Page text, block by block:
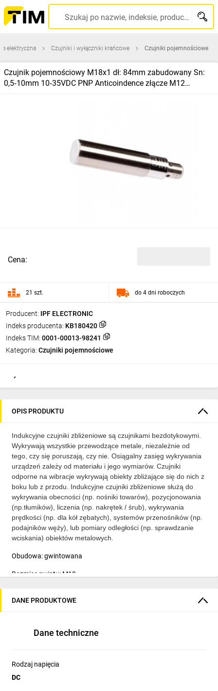
Szukaj po nazwie, indeksie, producencie, kodzie kreskowym...
elektryczna Czujniki i wyłączniki krańcowe Czujniki pojemnościowe
Czujnik pojemnościowy M18x1 dł: 84mm zabudowany Sn:
0,5‑10mm 10‑35VDC PNP Anticoindence złącze M12
Producent: IPF ELECTRONIC
Indeks producenta: KB180420
Indeks TIM: 0001-00013-98241
Kategoria: Czujniki pojemnościowe
Cena:
21 szt. do 4 dni roboczych
OPIS PRODUKTU
Indukcyjne czujniki zbliżeniowe są czujnikami bezdotykowymi.
Wykrywają wszystkie przewodzące metale, niezależnie od
tego, czy się poruszają, czy nie. Osiągalny zasięg wykrywania
urządzeń zależy od materiału i jego wymiarów. Czujniki
odporne na wibracje wykrywają obiekty zbliżające się do nich z
boku lub z przodu. Indukcyjne czujniki zbliżeniowe służą do
wykrywania obecności (np. nośniki towarów), pozycjonowania
(np.tłumików), liczenia (np. nakrętek / śrub), wykrywania
prędkości (np. dla kół zębatych), systemów przenośników (np.
podajników węży), lub pomiary odległości (np. sprawdzanie
wciskania) obiektów metalowych.
Obudowa: gwintowana
Rozmiar gwintu: M18
Klasa ochrony IP: IP67
Wyjście: PNP
Funkcja wyjściowa: Anticoidence
DANE PRODUKTOWE
Dane techniczne
Rodzaj napięcia
DC